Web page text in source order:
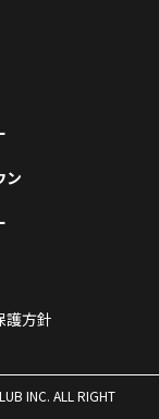
ン
護方針
INC. ALL RIGHT